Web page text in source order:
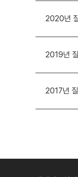
2020년
2019년
2017년